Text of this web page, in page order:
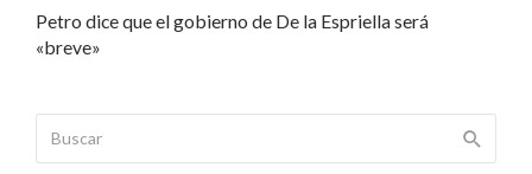
Petro dice que el gobierno de De la Espriella será
«breve»